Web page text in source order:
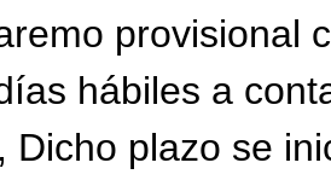
provisional
hábiles a
Dicho plazo se